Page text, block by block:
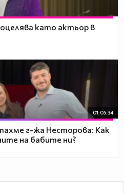
като актьор в
01:05:34
г-жа Несторова: Как
на бабите ни?